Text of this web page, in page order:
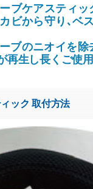
ブケアスティ
ビから守り､ベ
ブのニオイを
再生し長くご使
ック 取付方法